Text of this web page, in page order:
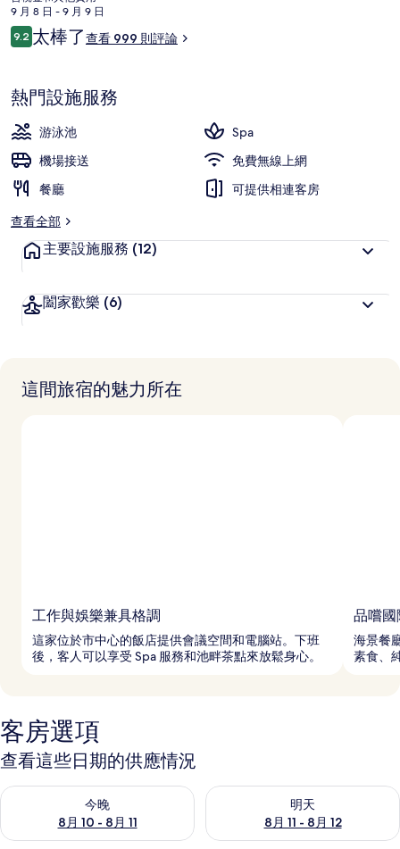
價
格
是
9 月 8 日 - 9 月 9 日
評
論
9.29.2 分，滿分 10 分，
太棒了查看 999 則評論
熱門設施服務
游泳池
Spa
機場接送
免費無線上網
餐廳
可提供相連客房
查看全部
主要設施服務 (12)
闔家歡樂 (6)
這間旅宿的魅力所在
工作與娛樂兼具格調
這家位於市中心的飯店提供會議空間和電腦站。下班
後，客人可以享受 Spa 服務和池畔茶點來放鬆身心。
品嚐國
海景餐
素食、
客房選項
查看這些日期的供應情況
今晚
8月 10 - 8月 11
查看今晚 (8月 10 - 8月 11) 的供應情況
明天
8月 11 - 8月 12
查看明天 (8月 11 - 8月 12) 的供